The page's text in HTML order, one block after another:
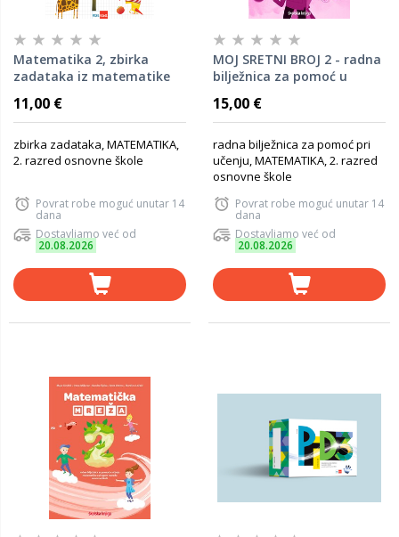
Matematika 2, zbirka
zadataka iz matematike
škole
11,00 €
zbirka zadataka, MATEMATIKA,
2. razred osnovne škole
Povrat robe moguć unutar 14
dana
Dostavljamo već od
20.08.2026
MOJ SRETNI BROJ 2 - radna
bilježnica za pomoć u
15,00 €
radna bilježnica za pomoć pri
učenju, MATEMATIKA, 2. razred
osnovne škole
Povrat robe moguć unutar 14
dana
Dostavljamo već od
20.08.2026